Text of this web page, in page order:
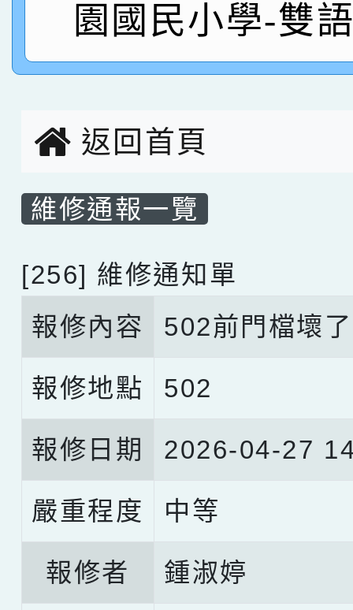
名 指導老師王老師、
桃園市英語競賽國小朗
名，指導老師林老師
賀！本校參加桃園市中
賽 劉文瑛教師榮獲教
臺灣台語-第二名
賀！本校參與2026世
市賽榮獲科學小創客佳
園國民小學-雙
返回首頁
維修通報一覽
[256] 維修通知單
報修內容
502前門檔壞了
報修地點 502
報修日期 2026-04-27
嚴重程度 中等
報修者 鍾淑婷